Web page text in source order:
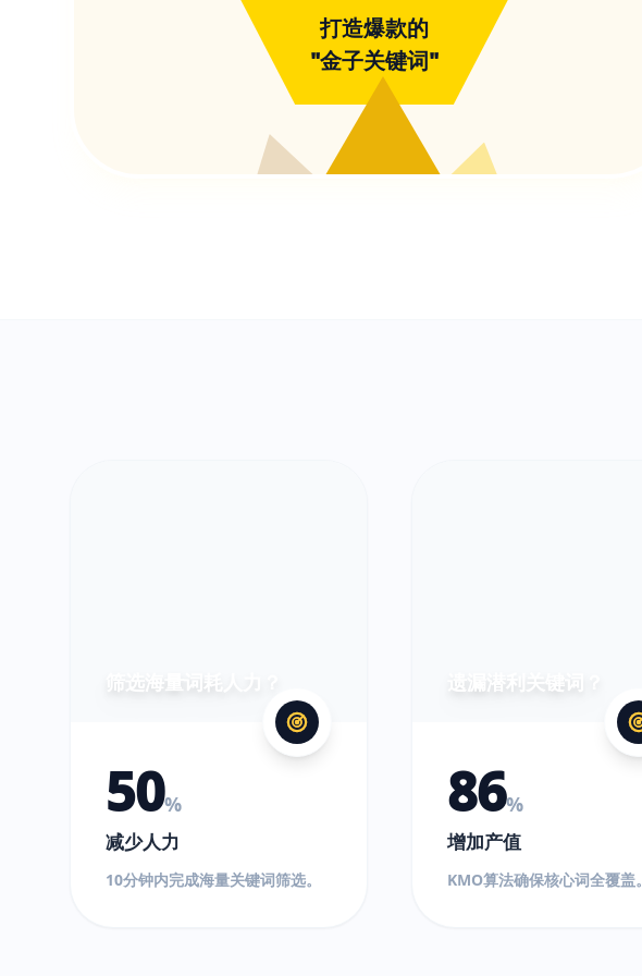
打造爆款的
"金子关键词"
筛选海量词耗人力？
50%
减少人力
10分钟内完成海量关键词筛选。
遗漏潜利关键词？
86%
增加产值
KMO算法确保核心词全覆盖。